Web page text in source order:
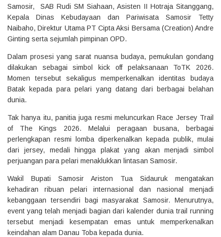
Samosir, SAB Rudi SM Siahaan, Asisten II Hotraja Sitanggang,
Kepala Dinas Kebudayaan dan Pariwisata Samosir Tetty
Naibaho, Direktur Utama PT Cipta Aksi Bersama (Creation) Andre
Ginting serta sejumlah pimpinan OPD.
Dalam prosesi yang sarat nuansa budaya, pemukulan gondang
dilakukan sebagai simbol kick off pelaksanaan ToTK 2026.
Momen tersebut sekaligus memperkenalkan identitas budaya
Batak kepada para pelari yang datang dari berbagai belahan
dunia.
Tak hanya itu, panitia juga resmi meluncurkan Race Jersey Trail
of The Kings 2026. Melalui peragaan busana, berbagai
perlengkapan resmi lomba diperkenalkan kepada publik, mulai
dari jersey, medali hingga plakat yang akan menjadi simbol
perjuangan para pelari menaklukkan lintasan Samosir.
Wakil Bupati Samosir Ariston Tua Sidauruk mengatakan
kehadiran ribuan pelari internasional dan nasional menjadi
kebanggaan tersendiri bagi masyarakat Samosir. Menurutnya,
event yang telah menjadi bagian dari kalender dunia trail running
tersebut menjadi kesempatan emas untuk memperkenalkan
keindahan alam Danau Toba kepada dunia.